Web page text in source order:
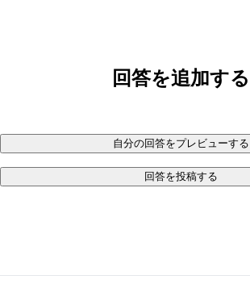
回答を追加する
自分の回答をプレビューする
回答を投稿する